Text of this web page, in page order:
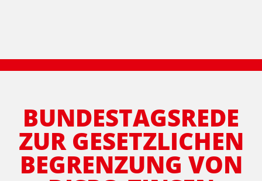
BUNDESTAGSREDE
ZUR GESETZLICHEN
BEGRENZUNG VON